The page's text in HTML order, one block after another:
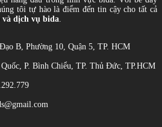
tôi tự hào là điểm đến tin cậy cho tất cả
và dịch vụ bida
B, Phường 10, Quận 5, TP. HCM
P. Bình Chiểu, TP. Thủ Đức, TP.HCM